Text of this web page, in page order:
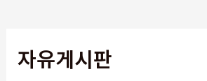
자유게시판